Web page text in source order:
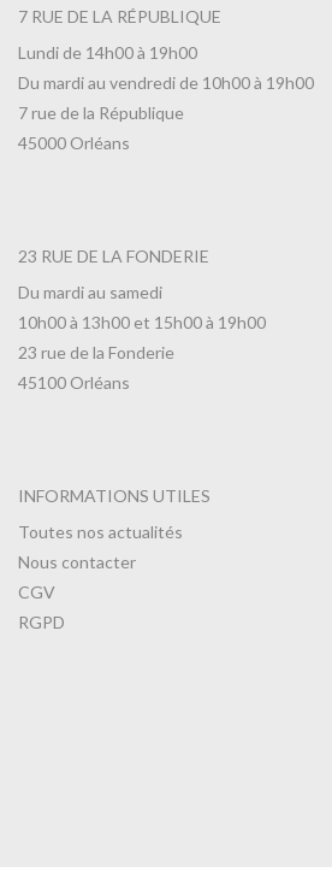
7 RUE DE LA RÉPUBLIQUE
Lundi de 14h00 à 19h00
Du mardi au vendredi de 10h00 à 19h00
7 rue de la République
45000 Orléans
23 RUE DE LA FONDERIE
Du mardi au samedi
10h00 à 13h00 et 15h00 à 19h00
23 rue de la Fonderie
45100 Orléans
INFORMATIONS UTILES
Toutes nos actualités
Nous contacter
CGV
RGPD